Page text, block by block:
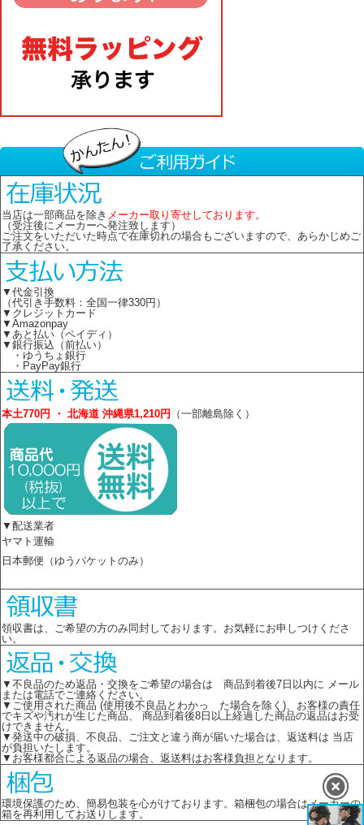
当店は一部商品を除き メーカー取り寄せしております。
（受注後にメーカーへ発注致します）
ご注文をいただいた時点で在庫切れの場合もございますので、あらかじめご
了承ください。
▼代金引換
（代引き手数料：全国一律330円）
▼クレジットカード
▼Amazonpay
▼あと払い（ペイディ）
▼銀行振込（前払い）
・ゆうちょ銀行
・PayPay銀行
本土770円 ・ 北海道 沖縄県1,210円 （一部離島除く）
▼配送業者
ヤマト運輸
日本郵便（ゆうパケットのみ）
領収書は、ご希望の方のみ同封しております。お気軽にお申しつけくださ
い。
▼不良品のため返品・交換をご希望の場合は 商品到着後7日以内に メール
または電話でご連絡ください。
▼ご使用された商品 (使用後不良品とわかっ た場合を除く)、お客様の責任
でキズや汚れが生じた商品、 商品到着後8日以上経過した商品の返品はお受
けできません。
▼発送中の破損、不良品、ご注文と違う商が届いた場合は、返送料は 当店
が負担いたします。
▼お客様都合による返品の場合、返送料はお客様負担となります。
環境保護のため、簡易包装を心がけております。箱梱包の場合はメーカーの
箱を再利用してお送りします。